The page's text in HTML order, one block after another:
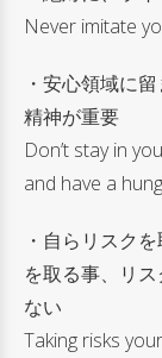
Never imitate
・安心領域に
精神が重要
Don’t stay in
and have a
・自らリスク
を取る事、リ
ない
Taking risks